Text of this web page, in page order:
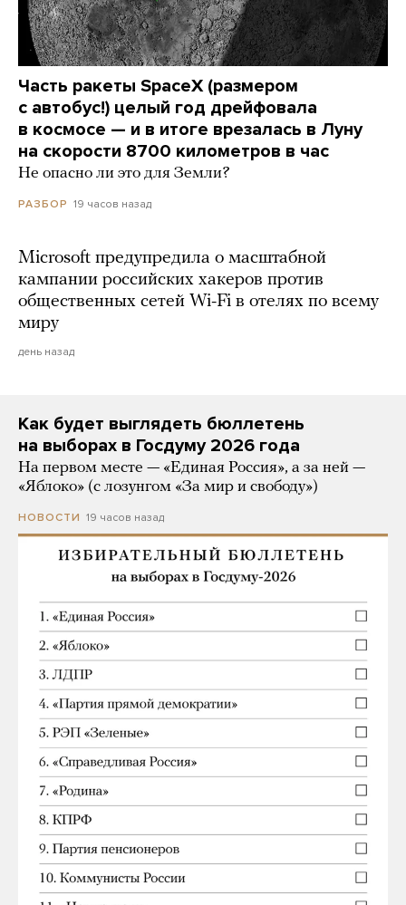
Часть ракеты SpaceX (размером
с автобус!) целый год дрейфовала
в космосе — и в итоге врезалась в Луну
на скорости 8700 километров в час
Не опасно ли это для Земли?
РАЗБОР 19 часов назад
Microsoft предупредила о масштабной
кампании российских хакеров против
общественных сетей Wi-Fi в отелях по всему
миру
день назад
Как будет выглядеть бюллетень
на выборах в Госдуму 2026 года
На первом месте — «Единая Россия», а за ней —
«Яблоко» (с лозунгом «За мир и свободу»)
НОВОСТИ 19 часов назад